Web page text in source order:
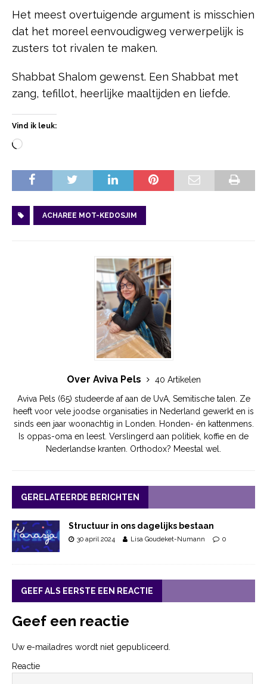
Het meest overtuigende argument is misschien
dat het moreel eenvoudigweg verwerpelijk is
zusters tot rivalen te maken.
Shabbat Shalom gewenst. Een Shabbat met
zang, tefillot, heerlijke maaltijden en liefde.
Vind ik leuk:
ACHAREE MOT-KEDOSJIM
Over Aviva Pels
40 Artikelen
Aviva Pels (65) studeerde af aan de UvA, Semitische talen. Ze
heeft voor vele joodse organisaties in Nederland gewerkt en is
sinds een jaar woonachtig in Londen. Honden- én kattenmens.
Is oppas-oma en leest. Verslingerd aan politiek, koffie en de
Nederlandse kranten. Orthodox? Meestal wel.
GERELATEERDE BERICHTEN
Structuur in ons dagelijks bestaan
30 april 2024 Lisa Goudeket-Numann 0
GEEF ALS EERSTE EEN REACTIE
Geef een reactie
Uw e-mailadres wordt niet gepubliceerd.
Reactie